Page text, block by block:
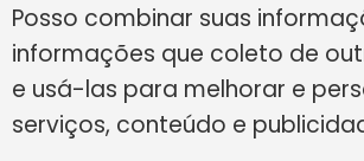
Posso combinar suas
informações que coleto de
e usá-las para melhorar e
serviços, conteúdo e